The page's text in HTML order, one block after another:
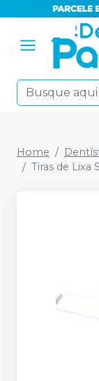
Home
Tiras de Lixa